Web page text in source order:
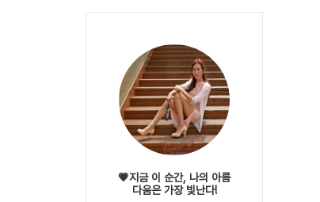
💗지금 이 순간, 나의 아름
다움은 가장 빛난다!